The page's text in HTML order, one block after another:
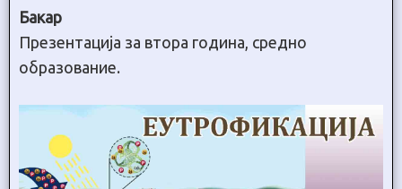
Бакар
Презентација за втора година, средно
образование.